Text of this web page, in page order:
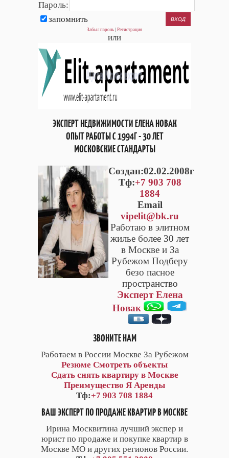
Пароль:
запомнить
Забыл пароль Регистрация
или
ЭКСПЕРТ НЕДВИЖИМОСТИ ЕЛЕНА НОВАК
ОПЫТ РАБОТЫ С 1994Г - 30 ЛЕТ
МОСКОВСКИЕ СТАНДАРТЫ
Cоздан:02.02.2008г
Тф:+7 903 708
1884
Email
vipelit@bk.ru
Работаю в элитном
жилье более 30 лет
в Москве и За
Рубежом Подберу
безо пасное
пространство
Эксперт Елена
Новак
ЗВОНИТЕ НАМ
Работаем в России Москве За Рубежом
Резюме Смотреть объекты
Сдать снять квартиру в Москве
Преимущество Я Аренды
Тф:+7 903 708 1884
ВАШ ЭКСПЕРТ ПО ПРОДАЖЕ КВАРТИР В МОСКВЕ
Ирина Москвитина лучший экспер и
юрист по продаже и покупке квартир в
Москве МО и других регионов России.